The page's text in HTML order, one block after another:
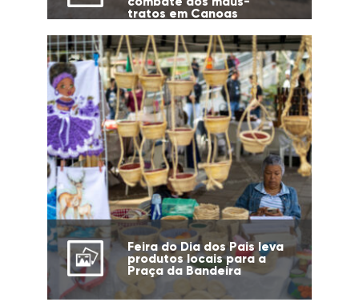
tratos em Canoas
Feira do Dia dos Pais leva
produtos locais para a
Praça da Bandeira